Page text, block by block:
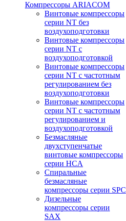
Компрессоры ARIACOM
Винтовые компрессоры
серии NT без
воздухоподготовки
Винтовые компрессоры
серии NT c
воздухоподготовкой
Винтовые компрессоры
серии NT с частотным
регулированием без
воздухоподготовки
Винтовые компрессоры
серии NT с частотным
регулированием и
воздухоподготовкой
Безмасляные
двухступенчатые
винтовые компрессоры
серии HCA
Спиральные
безмасляные
компрессоры серии SPC
Дизельные
компрессоры серии
SAX